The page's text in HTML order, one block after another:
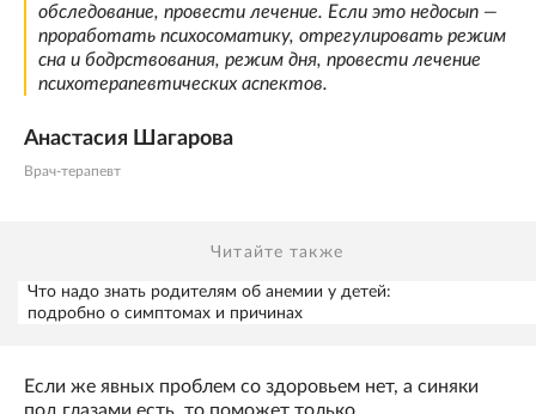
обследование, провести лечение. Если это недосып —
проработать психосоматику, отрегулировать режим
сна и бодрствования, режим дня, провести лечение
психотерапевтических аспектов.
Анастасия Шагарова
Врач-терапевт
Читайте также
Что надо знать родителям об анемии у детей:
подробно о симптомах и причинах
Если же явных проблем со здоровьем нет, а синяки